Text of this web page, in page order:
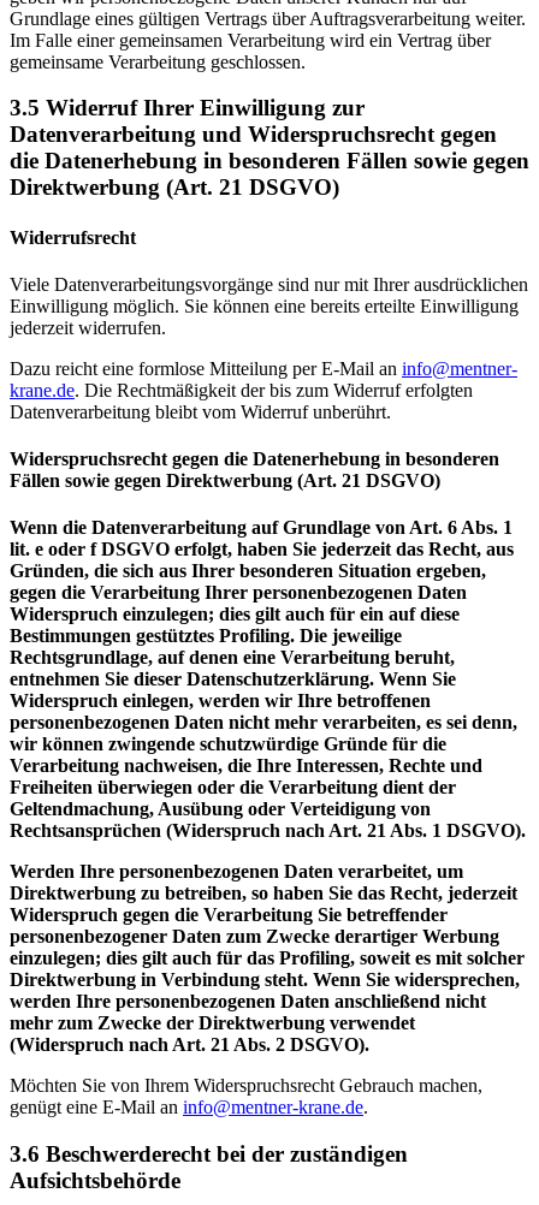
Grundlage eines gültigen Vertrags über Auftragsverarbeitung weiter.
Im Falle einer gemeinsamen Verarbeitung wird ein Vertrag über
gemeinsame Verarbeitung geschlossen.
3.5 Widerruf Ihrer Einwilligung zur
Datenverarbeitung und Widerspruchsrecht gegen
die Datenerhebung in besonderen Fällen sowie gegen
Direktwerbung (Art. 21 DSGVO)
Widerrufsrecht
Viele Datenverarbeitungsvorgänge sind nur mit Ihrer ausdrücklichen
Einwilligung möglich. Sie können eine bereits erteilte Einwilligung
jederzeit widerrufen.
Dazu reicht eine formlose Mitteilung per E-Mail an info@mentner-
krane.de. Die Rechtmäßigkeit der bis zum Widerruf erfolgten
Datenverarbeitung bleibt vom Widerruf unberührt.
Widerspruchsrecht gegen die Datenerhebung in besonderen
Fällen sowie gegen Direktwerbung (Art. 21 DSGVO)
Wenn die Datenverarbeitung auf Grundlage von Art. 6 Abs. 1
lit. e oder f DSGVO erfolgt, haben Sie jederzeit das Recht, aus
Gründen, die sich aus Ihrer besonderen Situation ergeben,
gegen die Verarbeitung Ihrer personenbezogenen Daten
Widerspruch einzulegen; dies gilt auch für ein auf diese
Bestimmungen gestütztes Profiling. Die jeweilige
Rechtsgrundlage, auf denen eine Verarbeitung beruht,
entnehmen Sie dieser Datenschutzerklärung. Wenn Sie
Widerspruch einlegen, werden wir Ihre betroffenen
personenbezogenen Daten nicht mehr verarbeiten, es sei denn,
wir können zwingende schutzwürdige Gründe für die
Verarbeitung nachweisen, die Ihre Interessen, Rechte und
Freiheiten überwiegen oder die Verarbeitung dient der
Geltendmachung, Ausübung oder Verteidigung von
Rechtsansprüchen (Widerspruch nach Art. 21 Abs. 1 DSGVO).
Werden Ihre personenbezogenen Daten verarbeitet, um
Direktwerbung zu betreiben, so haben Sie das Recht, jederzeit
Widerspruch gegen die Verarbeitung Sie betreffender
personenbezogener Daten zum Zwecke derartiger Werbung
einzulegen; dies gilt auch für das Profiling, soweit es mit solcher
Direktwerbung in Verbindung steht. Wenn Sie widersprechen,
werden Ihre personenbezogenen Daten anschließend nicht
mehr zum Zwecke der Direktwerbung verwendet
(Widerspruch nach Art. 21 Abs. 2 DSGVO).
Möchten Sie von Ihrem Widerspruchsrecht Gebrauch machen,
genügt eine E-Mail an info@mentner-krane.de.
3.6 Beschwerderecht bei der zuständigen
Aufsichtsbehörde